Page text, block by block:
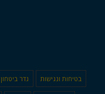
בטיחות ונגישות גדר ביטחון